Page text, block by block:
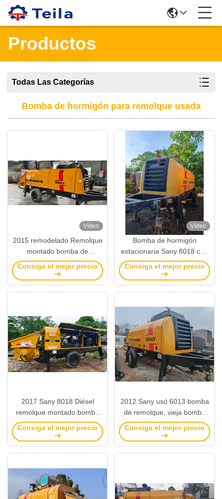
Productos
Todas Las Categorías
Bomba de hormigón para remolque usada
Vídeo
2015 remodelado Remolque
montado bomba de
hormigón Sany 8018 bomba
de remolque estacionaria
Consiga el mejor precio
Vídeo
Bomba de hormigón
estacionaria Sany 8018 con
remolque original de 2017
Consiga el mejor precio
2017 Sany 8018 Diésel
remolque montado bomba
de hormigón
Consiga el mejor precio
2012 Sany usó 6013 bomba
de remolque, vieja bomba
de hormigón remolque
detrás
Consiga el mejor precio